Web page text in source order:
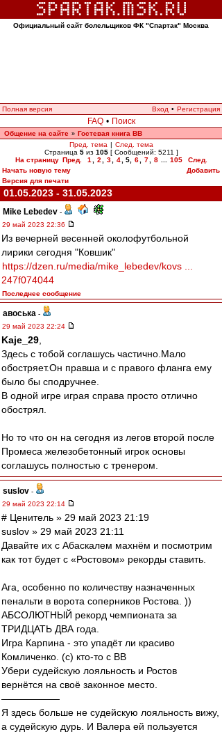
Официальный сайт болельщиков ФК "Спартак" Москва
Полная версия Вход • Регистрация
FAQ • Поиск
Общение на сайте » Гостевая книга ВВ
Пред. тема | След. тема
Страница 5из 105[ Сообщений: 5211 ]
На страницу Пред. 1 2 3 4 5, 6 7 8 105
След.
Начать новую тему
Добавить
Версия для печати
01.05.2023 - 31.05.2023
Mike Lebedev -
29 май 2023 22:36
Из вечерней весенней околофутбольной
лирики сегодня "Ковшик"
https://dzen.ru/media/mike_lebedev/kovs ...
247f074044
Последнее сообщение
авоська -
29 май 2023 22:24
Kaje_29
Здесь с тобой соглашусь частично.Мало
обостряет.Он правша и с правого фланга ему
было бы сподручнее.
В одной игре играя справа просто отлично
обострял.
Но то что он на сегодня из легов второй после
Промеса железобетонный игрок основы
соглашусь полностью с тренером.
suslov -
29 май 2023 22:14
# Ценитель » 29 май 2023 21:19
suslov » 29 май 2023 21:11
Давайте их с Абаскалем махнём и посмотрим
как тот будет с «Ростовом» рекорды ставить.
Ага, особенно по количеству назначенных
пенальти в ворота соперников Ростова. ))
АБСОЛЮТНЫЙ рекорд чемпионата за
ТРИДЦАТЬ ДВА года.
Игра Карпина - это упадёт ли красиво
Комличенко. (с) кто-то с ВВ
Убери судейскую лояльность и Ростов
вернётся на своё законное место.
——————
Я здесь больше не судейскую лояльность вижу,
а судейскую дурь. И Валера ей пользуется